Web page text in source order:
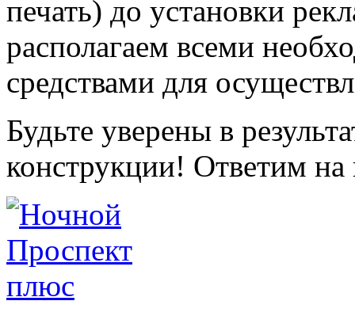
печать) до установки
располагаем всеми
средствами для
Будьте уверены в
конструкции! Ответим